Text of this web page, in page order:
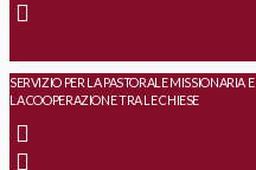
SERVIZIO PER LA PASTORALE MISSIONARIA E
LA COOPERAZIONE TRA LE CHIESE